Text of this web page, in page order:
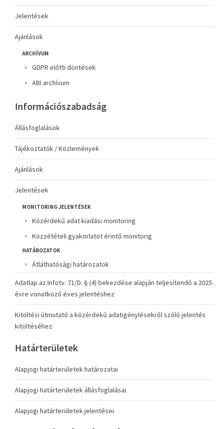
Jelentések
Ajánlások
ARCHÍVUM
GDPR előtti döntések
ABI archívum
Információszabadság
Állásfoglalások
Tájékoztatók / Közlemények
Ajánlások
Jelentések
MONITORING JELENTÉSEK
Közérdekű adat kiadási monitoring
Közzétételi gyakorlatot érintő monitorig
HATÁROZATOK
Átláthatósági határozatok
Adatlap az Infotv. 71/D. § (4) bekezdése alapján teljesítendő a 2025.
évre vonatkozó éves jelentéshez
Kitöltési útmutató a közérdekű adatigénylésekről szóló jelentés
kitöltéséhez
Határterületek
Alapjogi határterületek határozatai
Alapjogi határterületek állásfoglalásai
Alapjogi határterületek jelentései